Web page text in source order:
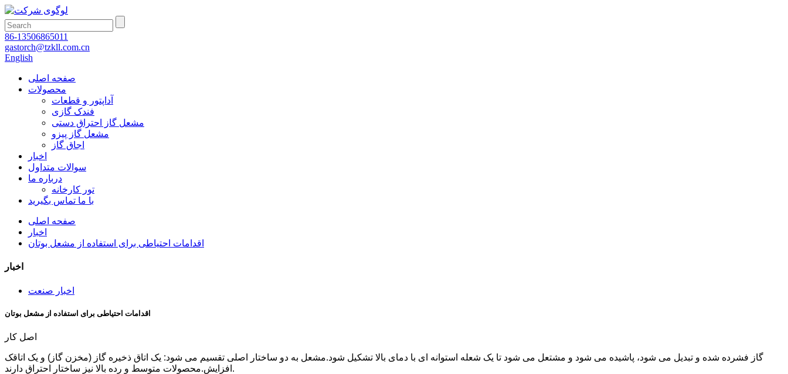
86-13506865011
gastorch@tzkll.com.cn
English
صفحه اصلی
محصولات
آداپتور و قطعات
فندک گازی
مشعل گاز احتراق دستی
مشعل گاز پیزو
اجاق گاز
اخبار
سوالات متداول
درباره ما
تور کارخانه
با ما تماس بگیرید
صفحه اصلی
اخبار
اقدامات احتیاطی برای استفاده از مشعل بوتان
اخبار
اخبار صنعت
اقدامات احتیاطی برای استفاده از مشعل بوتان
اصل کار
گاز فشرده شده و تبدیل می شود، پاشیده می شود و مشتعل می شود تا یک شعله استوانه ای با دمای بالا تشکیل شود.مشعل به دو ساختار اصلی تقسیم می شود: یک اتاق ذخیره گاز (مخزن گاز) و یک اتاقک
افزایش.محصولات متوسط ​​و رده بالا نیز ساختار احتراق دارند.